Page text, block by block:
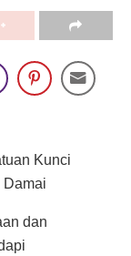
Kunci
Damai
dan